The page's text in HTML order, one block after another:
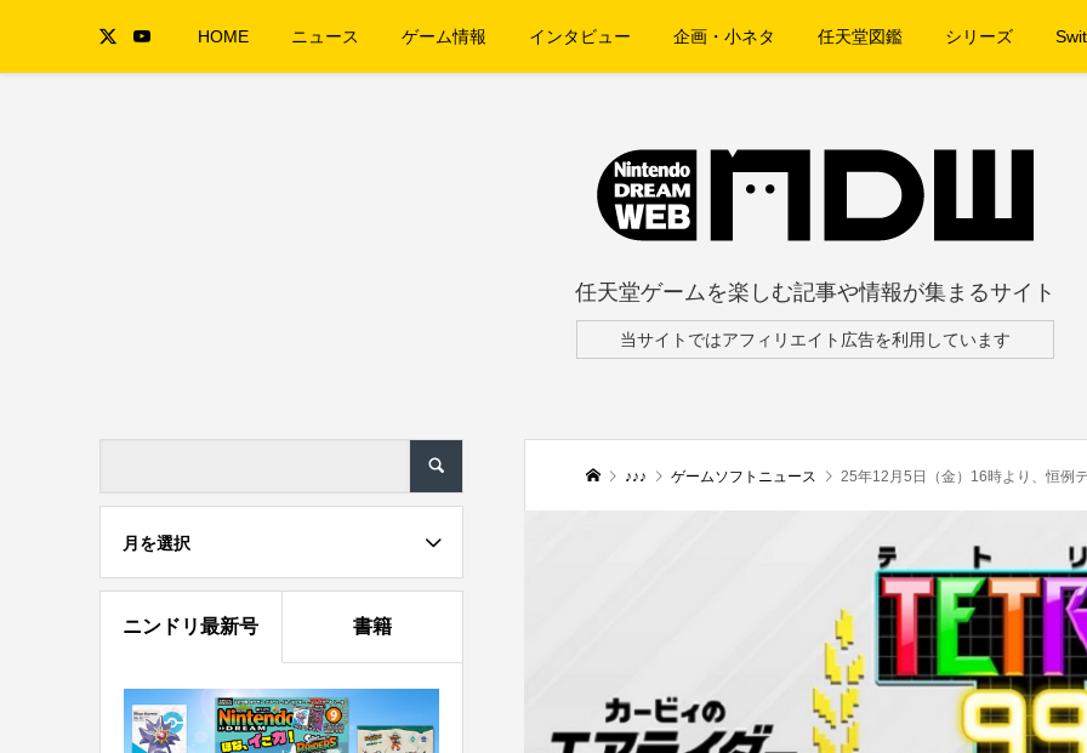
HOME ニュース ゲーム情報 インタビュー 企画・小ネタ 任天堂図鑑 シリーズ
任天堂ゲームを楽しむ記事や情報が集まるサイト
当サイトではアフィリエイト広告を利用しています
♪♪♪ ゲームソフトニュース 25年12月5日（金）16時より、恒例テ
月を選択
ニンドリ最新号 書籍